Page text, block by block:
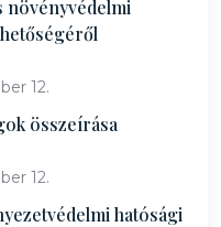
növényvédelmi
12.
összeírása
12.
hatósági